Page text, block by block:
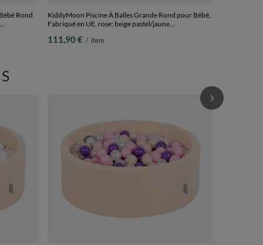
Rond
KiddyMoon Piscine À Balles Grande Rond pour Bébé,
Fabriqué en UE, rose: beige pastel/jaune
balles
111,90 € / item
KiddyMoon